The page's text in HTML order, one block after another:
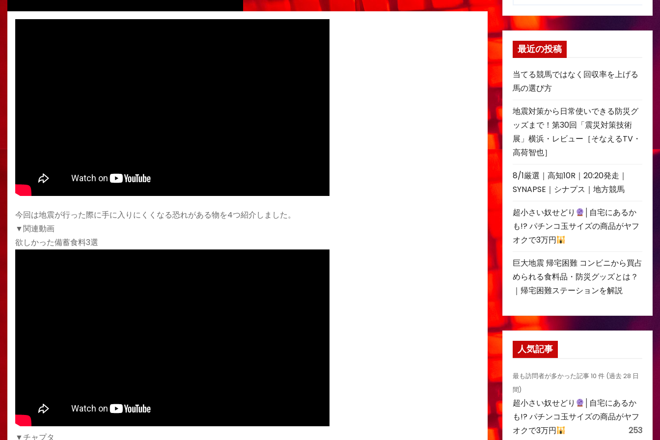
今回は地震が行った際に手に入りにくくなる恐れがある物を4つ紹介しました。
▼関連動画
欲しかった備蓄食料3選
▼チャプタ
最近の投稿
当てる競馬ではなく回収率を上げる
馬の選び方
地震対策から日常使いできる防災グ
ッズまで！第30回「震災対策技術
展」横浜・レビュー［そなえるTV・
高荷智也］
8/1厳選｜高知10R｜20:20発走｜
SYNAPSE｜シナプス｜地方競馬
超小さい奴せどり
│自宅にあるか
も!? パチンコ玉サイズの商品がヤフ
オクで3万円
巨大地震 帰宅困難 コンビニから買占
められる食料品・防災グッズとは？
｜帰宅困難ステーションを解説
人気記事
最も訪問者が多かった記事 10 件 (過去 28 日
間)
超小さい奴せどり
│自宅にあるか
も!? パチンコ玉サイズの商品がヤフ
オクで3万円
253